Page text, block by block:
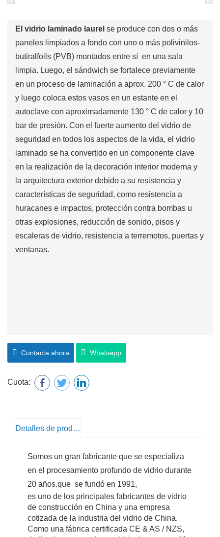
El vidrio laminado laurel se produce con dos o más
paneles limpiados a fondo con uno o más polivinilos-
butiralfoils (PVB) montados entre sí en una sala
limpia. Luego, el sándwich se fortalece previamente
en un proceso de laminación a aprox. 200 ° C de calor
y luego coloca estos vasos en un estante en el
autoclave con aproximadamente 130 ° C de calor y 10
bar de presión. Con el fuerte aumento del vidrio de
seguridad en todos los aspectos de la vida, el vidrio
laminado se ha convertido en un componente clave
en la realización de la decoración interior moderna y
la arquitectura exterior debido a su resistencia y
características de seguridad, como resistencia a
huracanes e impactos, protección contra bombas u
otras explosiones, reducción de sonido, pisos y
escaleras de vidrio, resistencia a terremotos, puertas y
ventanas.
Contacta ahora Whatsapp
Cuota:
Detalles de producto
Somos un gran fabricante que se especializa
en el procesamiento profundo de vidrio durante
20 años.que se fundó en 1991,
es uno de los principales fabricantes de vidrio
de construcción en China y una empresa
cotizada de la industria del vidrio de China.
Como una fábrica certificada CE & AS / NZS,